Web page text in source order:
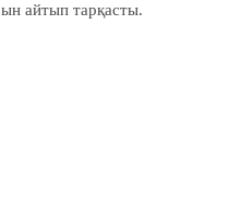
айтып тарқасты.